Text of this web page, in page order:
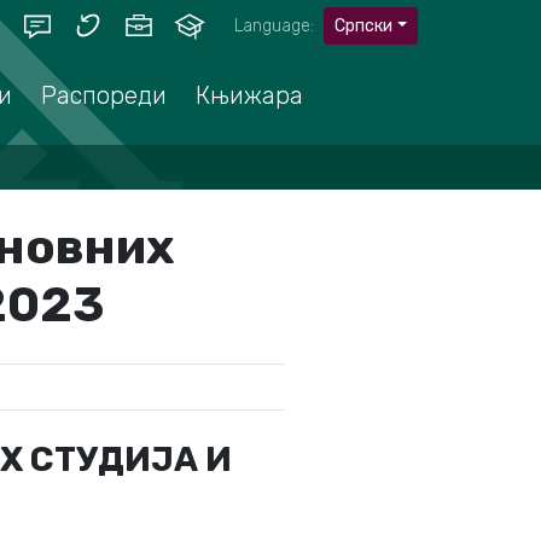
Language: Српски
Распореди Књижара
СТУДИЈА И